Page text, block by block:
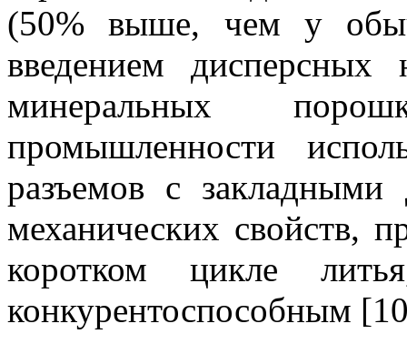
(50% выше, чем у
введением дисперсных
минеральных
промышленности
разъемов с закладными
механических свойств,
коротком цикле
конкурентоспособным